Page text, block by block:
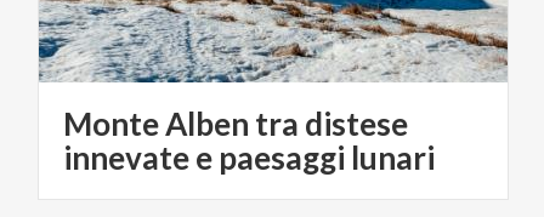
Monte Alben tra distese
innevate e paesaggi lunari